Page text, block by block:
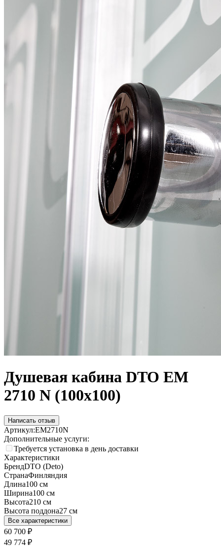
Душевая кабина DTO EM
2710 N (100x100)
Написать отзыв
Артикул:EM2710N
Дополнительные услуги:
Требуется установка в день доставки
Характеристики
БрендDTO (Deto)
СтранаФинляндия
Длина100 см
Ширина100 см
Высота210 см
Высота поддона27 см
Все характеристики
60 700 ₽
49 774 ₽